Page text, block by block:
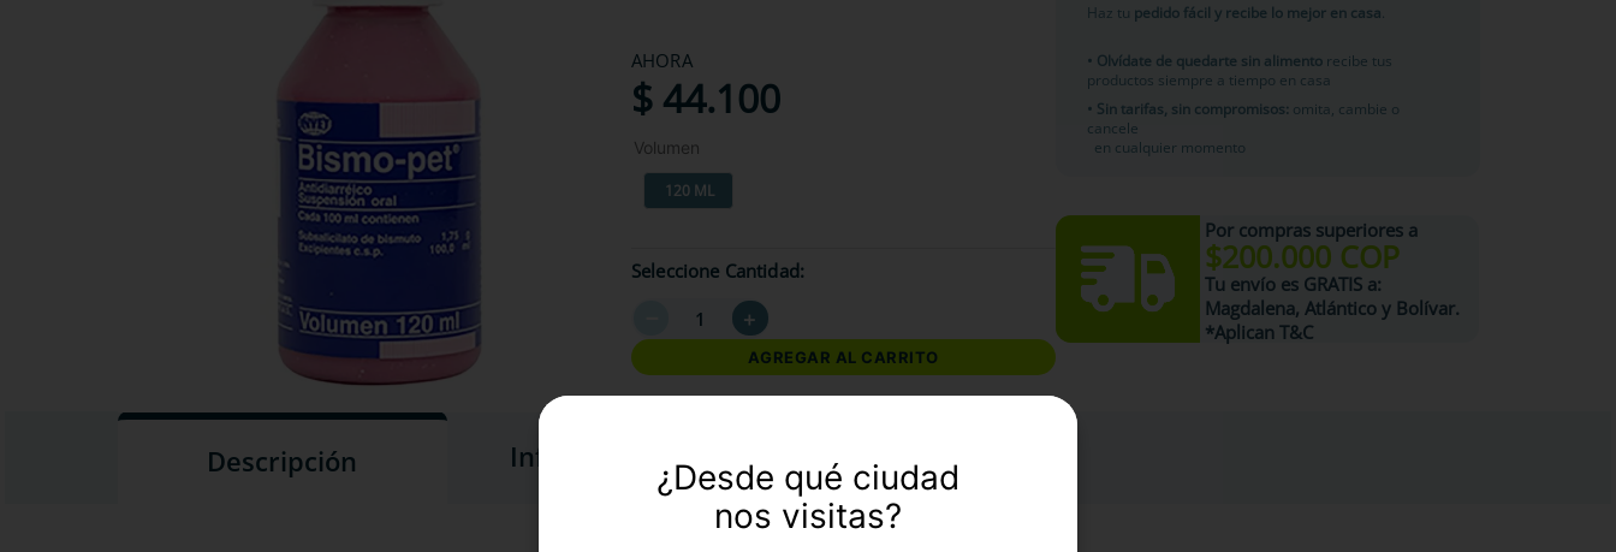
AHORA
$ 44.100
Volumen
120 ML
Seleccione Cantidad
＋
AGREGAR AL CARRITO
Haz tu pedido fácil y recibe lo mejor en casa
• Olvídate de quedarte sin alimentorecibe tus
productos siempre a tiempo en casa
• Sin tarifas, sin compromisos: omita, cambie o
cancele
en cualquier momento
Por compras superiores a
$200.000 COP
Tu envío es GRATISa:
Magdalena, Atlántico y Bolívar.
*Aplican T&C
Descripción Información Adicional
¿Desde qué ciudad
nos visitas?